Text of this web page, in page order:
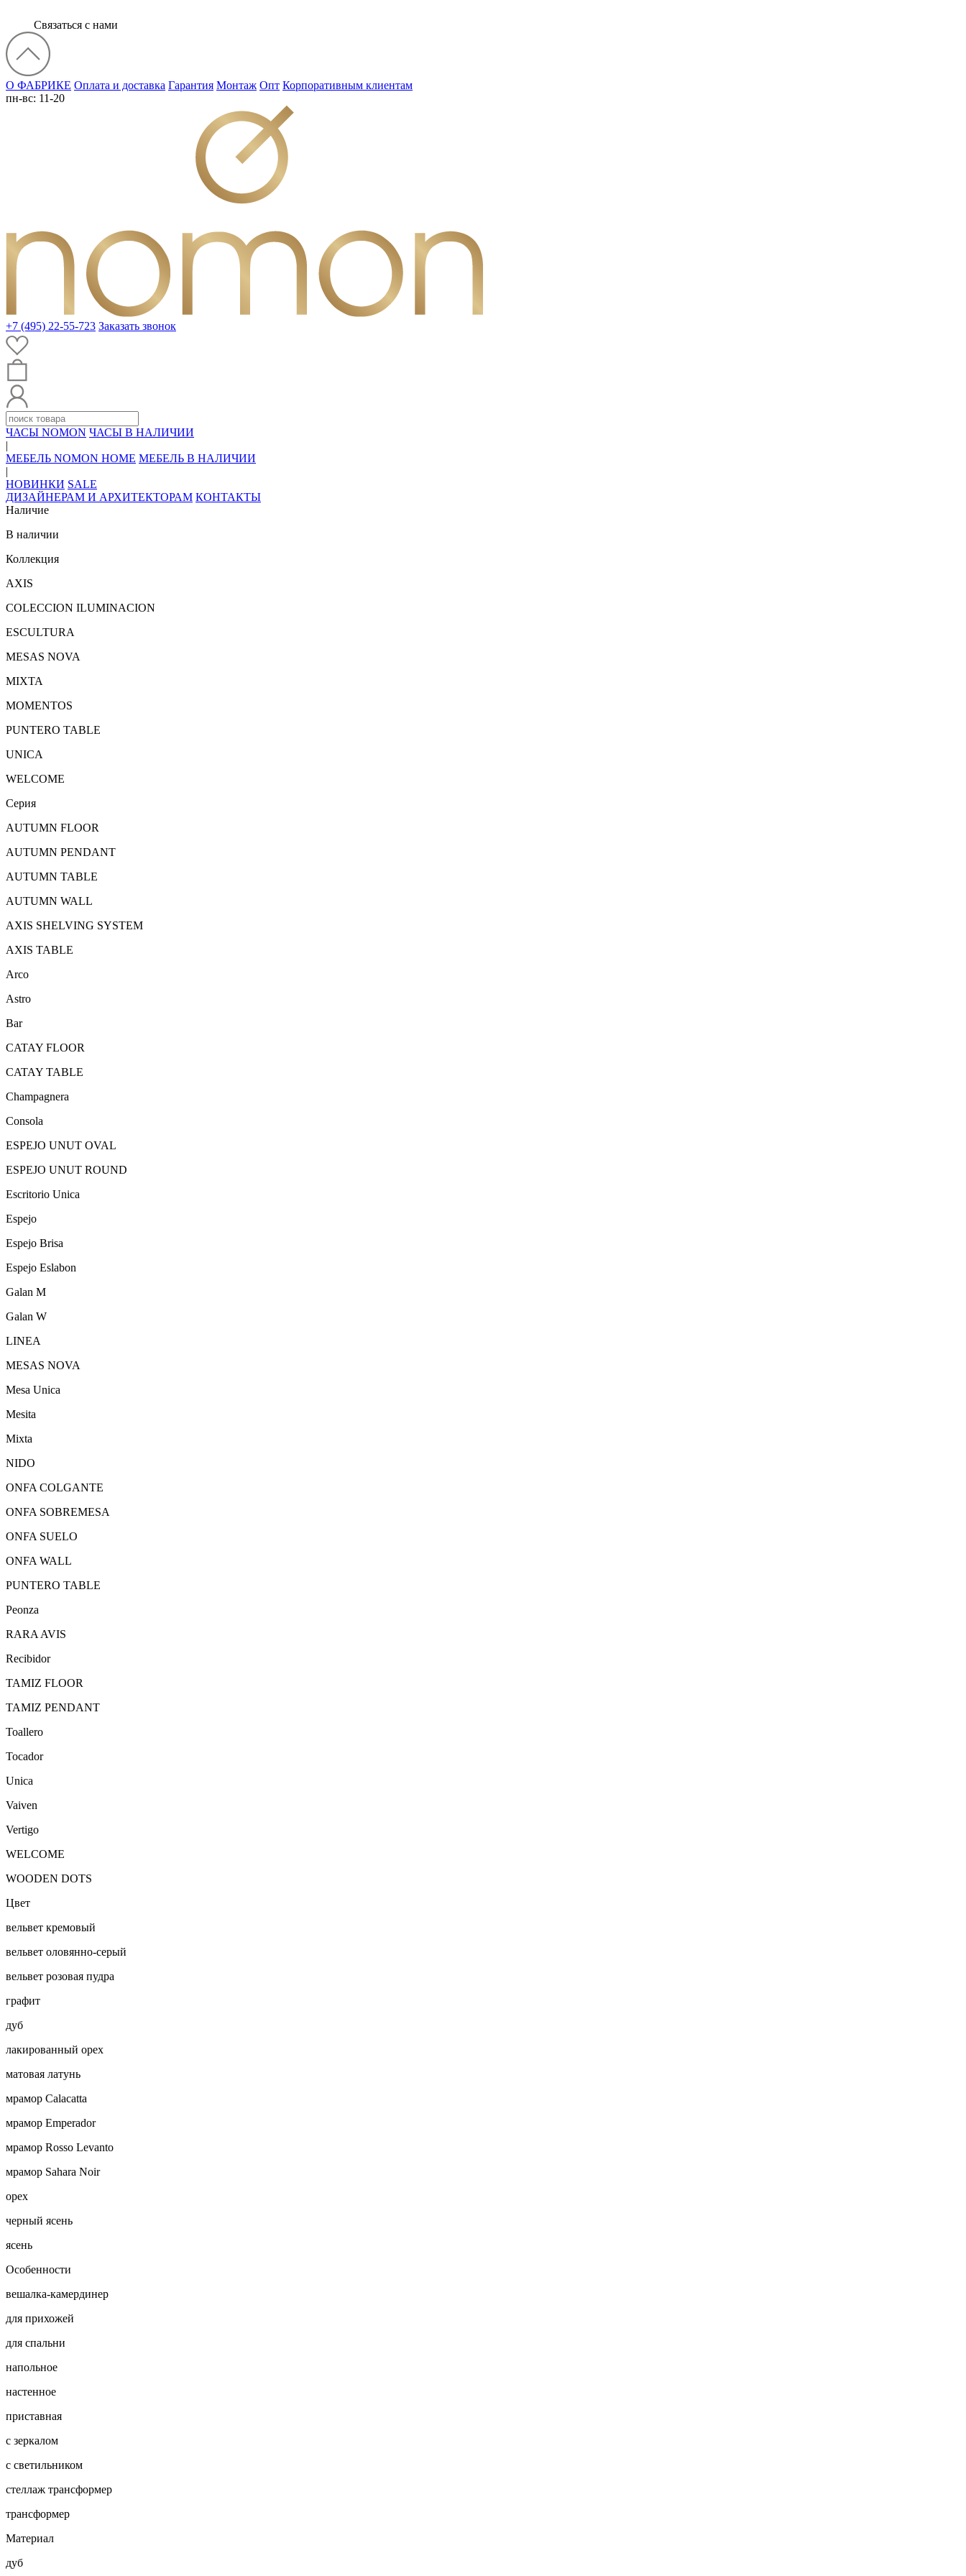
Связаться с нами
О ФАБРИКЕ Оплата и доставка Гарантия Монтаж Опт Корпоративным клиентам
пн-вс: 11-20
+7 (495) 22-55-723 Заказать звонок
ЧАСЫ NOMON ЧАСЫ В НАЛИЧИИ
|
МЕБЕЛЬ NOMON HOME МЕБЕЛЬ В НАЛИЧИИ
|
НОВИНКИ SALE
ДИЗАЙНЕРАМ И АРХИТЕКТОРАМ КОНТАКТЫ
Наличие
В наличии
Коллекция
AXIS
COLECCION ILUMINACION
ESCULTURA
MESAS NOVA
MIXTA
MOMENTOS
PUNTERO TABLE
UNICA
WELCOME
Серия
AUTUMN FLOOR
AUTUMN PENDANT
AUTUMN TABLE
AUTUMN WALL
AXIS SHELVING SYSTEM
AXIS TABLE
Arco
Astro
Bar
CATAY FLOOR
CATAY TABLE
Champagnera
Consola
ESPEJO UNUT OVAL
ESPEJO UNUT ROUND
Escritorio Unica
Espejo
Espejo Brisa
Espejo Eslabon
Galan M
Galan W
LINEA
MESAS NOVA
Mesa Unica
Mesita
Mixta
NIDO
ONFA COLGANTE
ONFA SOBREMESA
ONFA SUELO
ONFA WALL
PUNTERO TABLE
Peonza
RARA AVIS
Recibidor
TAMIZ FLOOR
TAMIZ PENDANT
Toallero
Tocador
Unica
Vaiven
Vertigo
WELCOME
WOODEN DOTS
Цвет
вельвет кремовый
вельвет оловянно-серый
вельвет розовая пудра
графит
дуб
лакированный орех
матовая латунь
мрамор Calacatta
мрамор Emperador
мрамор Rosso Levanto
мрамор Sahara Noir
орех
черный ясень
ясень
Особенности
вешалка-камердинер
для прихожей
для спальни
напольное
настенное
приставная
с зеркалом
с светильником
стеллаж трансформер
трансформер
Материал
дуб